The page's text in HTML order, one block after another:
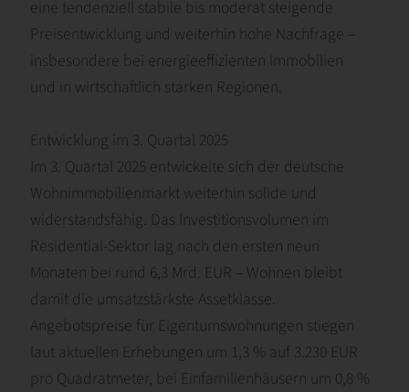
eine tendenziell stabile bis moderat steigende
Preisentwicklung und weiterhin hohe Nachfrage –
insbesondere bei energieeffizienten Immobilien
und in wirtschaftlich starken Regionen.
Entwicklung im 3. Quartal 2025
Im 3. Quartal 2025 entwickelte sich der deutsche
Wohnimmobilienmarkt weiterhin solide und
widerstandsfähig. Das Investitionsvolumen im
Residential-Sektor lag nach den ersten neun
Monaten bei rund 6,3 Mrd. EUR – Wohnen bleibt
damit die umsatzstärkste Assetklasse.
Angebotspreise für Eigentumswohnungen stiegen
laut aktuellen Erhebungen um 1,3 % auf 3.230 EUR
pro Quadratmeter, bei Einfamilienhäusern um 0,8 %